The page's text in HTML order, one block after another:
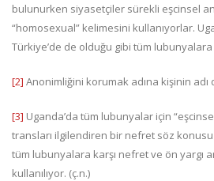
bulunurken siyasetçiler sürekli eşcinsel
“homosexual” kelimesini kullanıyorlar.
Türkiye’de de olduğu gibi tüm
[2] Anonimliğini korumak adına kişinin adı
[3] Uganda’da tüm lubunyalar için
transları ilgilendiren bir nefret söz
tüm lubunyalara karşı nefret ve ön yargı
kullanılıyor. (ç.n.)